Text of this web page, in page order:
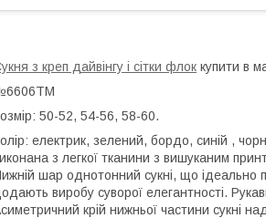
з креп дайвінгу і сітки флок купити в
50-52, 54-56, 58-60.
електрик, зелений, бордо, синій ,
з легкої тканини з вишуканим
шар однотонний сукні, що ідеально
виробу суворої елегантності.
крій нижньої частини сукні